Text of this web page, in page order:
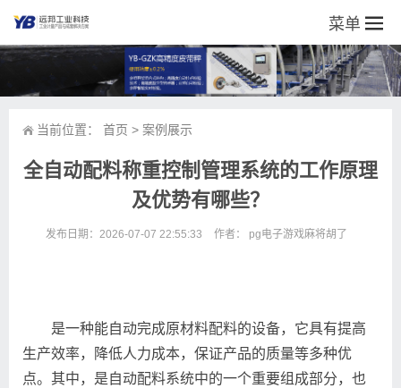
菜单
当前位置： 首页 > 案例展示
全自动配料称重控制管理系统的工作原理
及优势有哪些？
发布日期：2026-07-07 22:55:33 作者： pg电子游戏麻将胡了
是一种能自动完成原材料配料的设备，它具有提高
生产效率，降低人力成本，保证产品的质量等多种优
点。其中，是自动配料系统中的一个重要组成部分，也